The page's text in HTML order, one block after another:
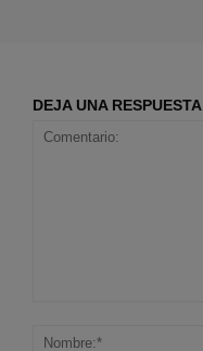
DEJA UNA RESPUESTA